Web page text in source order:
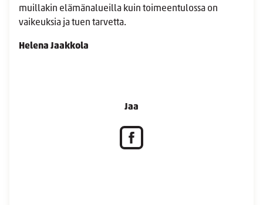
muillakin elämänalueilla kuin toimeentulossa on
vaikeuksia ja tuen tarvetta.
Helena Jaakkola
Jaa